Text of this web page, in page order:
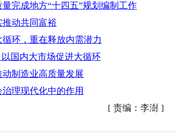
完成地方“十四五”规划编制工作
动共同富裕
环，重在释放内需潜力
国内大市场促进大循环
动制造业高质量发展
理现代化中的作用
[ 责编：李澍]